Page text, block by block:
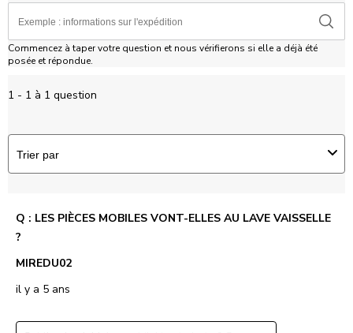
Commencez à taper votre question et nous vérifierons si elle a déjà été
posée et répondue.
1 - 1 à 1 question
Trier par
Q : LES PIÈCES MOBILES VONT-ELLES AU LAVE VAISSELLE
?
MIREDU02
il y a 5 ans